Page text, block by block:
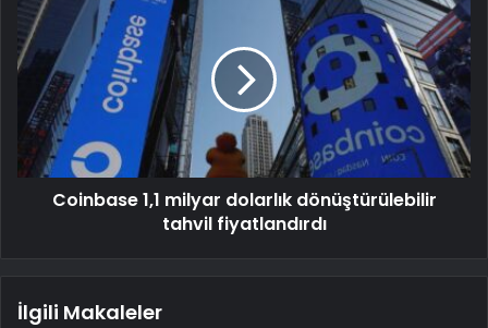
Coinbase 1,1 milyar dolarlık dönüştürülebilir
tahvil fiyatlandırdı
İlgili Makaleler